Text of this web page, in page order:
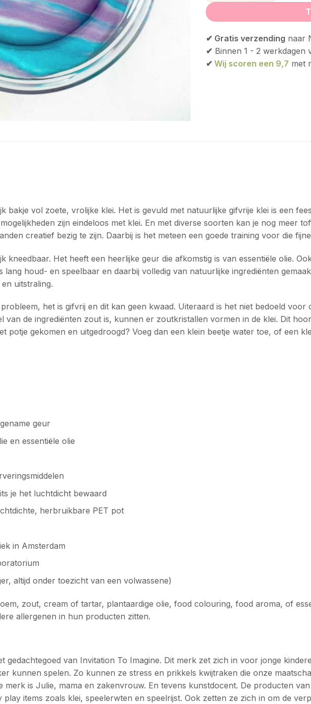
✔ Gratis verzending naar
✔ Binnen 1 - 2 werkdagen
✔ Wij scoren een 9,7 met
bakje vol zoete, vrolijke klei. Het is gevuld met natuurlijke gifvrije klei is een
zijn eindeloos met klei. En met diverse soorten kan je nog meer
creatief bezig te zijn. Daarbij is het meteen een goede training voor die
kneedbaar. Het heeft een heerlijke geur die afkomstig is van essentiële olie.
lang houd- en speelbaar en daarbij volledig van natuurlijke ingrediënten
uitstraling.
het is gifvrij en dit kan geen kwaad. Uiteraard is het niet bedoeld
van de ingrediënten zout is, kunnen er zoutkristallen vormen in de klei. Dit
potje gekomen en uitgedroogd? Voeg dan een klein beetje water toe, of een
geur
en essentiële olie
je het luchtdicht bewaard
herbruikbare PET pot
in Amsterdam
altijd onder toezicht van een volwassene)
zout, cream of tartar, plantaardige olie, food colouring, food aroma, of
allergenen in hun producten zitten.
gedachtegoed van Invitation To Imagine. Dit merk zet zich in voor jonge
kunnen spelen. Zo kunnen ze stress en prikkels kwijtraken die onze
merk is Julie, mama en zakenvrouw. En tevens kunstdocent. De producten
items zoals klei, speelerwten en speelrijst. Ook zetten ze zich in om de